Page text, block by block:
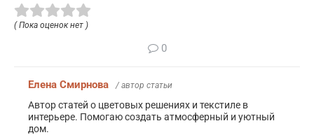
( Пока оценок нет )
0
Елена Смирнова / автор статьи
Автор статей о цветовых решениях и текстиле в
интерьере. Помогаю создать атмосферный и уютный
дом.